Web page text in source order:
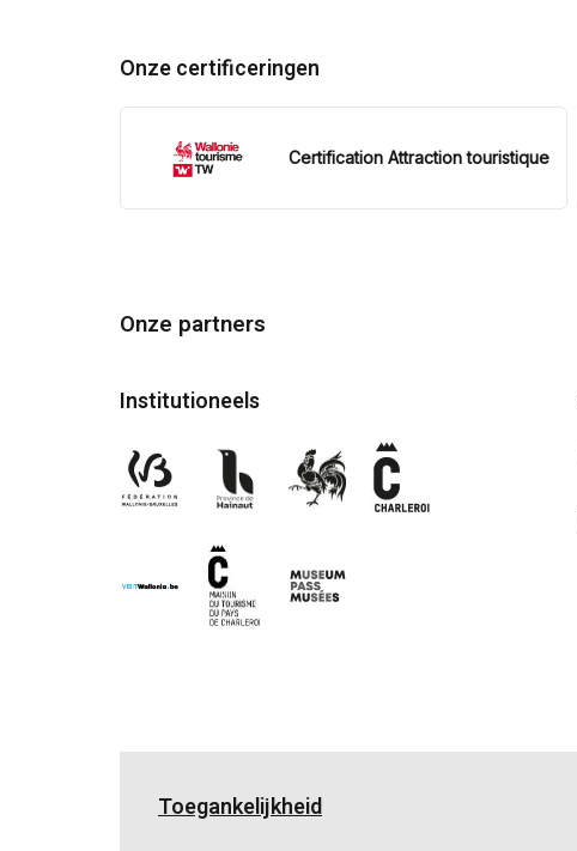
Onze certificeringen
Certification Attraction touristique
Onze partners
Institutioneels
Toegankelijkheid